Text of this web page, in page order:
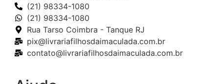
(21) 98334-1080
(21) 98334-1080
Rua Tarso Coimbra - Tanque RJ
pix@livrariafilhosdaimaculada.com.br
contato@livrariafilhosdaimaculada.com.br